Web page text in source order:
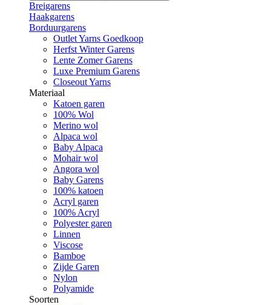
Breigarens
Haakgarens
Borduurgarens
Outlet Yarns Goedkoop
Herfst Winter Garens
Lente Zomer Garens
Luxe Premium Garens
Closeout Yarns
Materiaal
Katoen garen
100% Wol
Merino wol
Alpaca wol
Baby Alpaca
Mohair wol
Angora wol
Baby Garens
100% katoen
Acryl garen
100% Acryl
Polyester garen
Linnen
Viscose
Bamboe
Zijde Garen
Nylon
Polyamide
Soorten